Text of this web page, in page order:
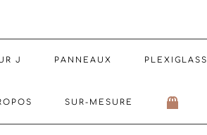
J PANNEAUX PLEXIGLASS
SUR-MESURE